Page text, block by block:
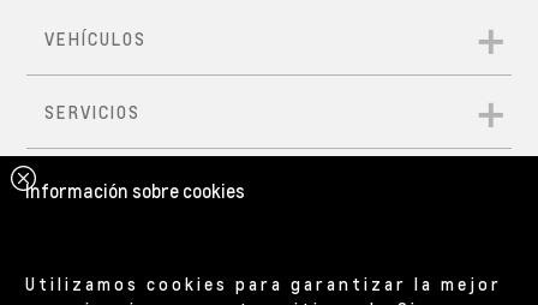
Información sobre cookies
Utilizamos cookies para garantizar la mejor